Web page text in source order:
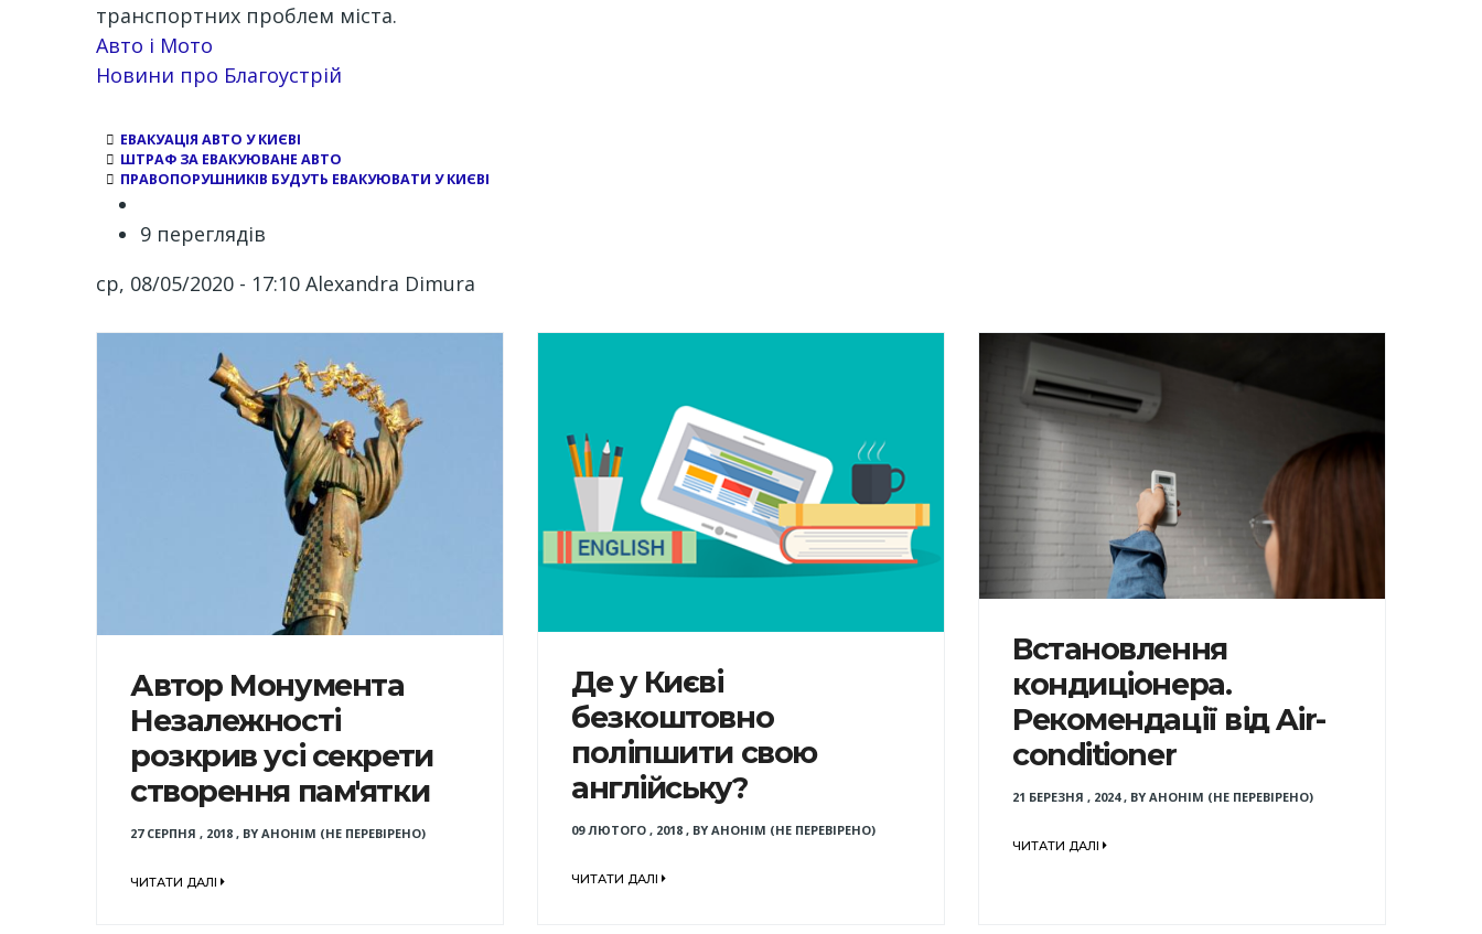
транспортних проблем міста.
Авто і Мото
Новини про Благоустрій
ЕВАКУАЦІЯ АВТО У КИЄВІ
ШТРАФ ЗА ЕВАКУЮВАНЕ АВТО
ПРАВОПОРУШНИКІВ БУДУТЬ ЕВАКУЮВАТИ У КИЄВІ
9 переглядів
ср, 08/05/2020 - 17:10 Alexandra Dimura
Автор Монумента
Незалежності
розкрив усі секрети
створення пам'ятки
27 СЕРПНЯ , 2018 , BY АНОНІМ (НЕ ПЕРЕВІРЕНО)
ЧИТАТИ ДАЛІ
Де у Києві
безкоштовно
поліпшити свою
англійську?
09 ЛЮТОГО , 2018, BY АНОНІМ (НЕ ПЕРЕВІРЕНО)
ЧИТАТИ ДАЛІ
Встановлення
кондиціонера.
Рекомендації від Air-
conditioner
21 БЕРЕЗНЯ , 2024, BY АНОНІМ (НЕ ПЕРЕВІРЕНО)
ЧИТАТИ ДАЛІ